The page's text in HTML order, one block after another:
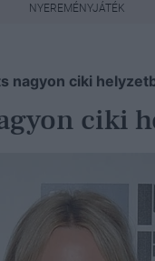
NYEREMÉNYJÁTÉK
nagyon ciki
ciki